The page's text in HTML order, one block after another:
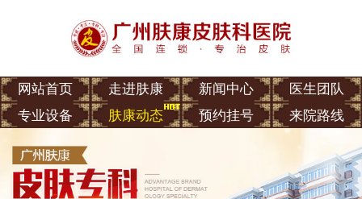
网站首页 走进肤康 新闻中心
医生团队
专业设备
肤康动态 预约挂号 来院路线